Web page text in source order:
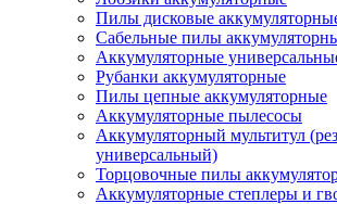
Пилы дисковые
Сабельные пилы
Аккумуляторные
Рубанки аккумуляторные
Пилы цепные аккумуляторные
Аккумуляторные пылесосы
Аккумуляторный мультитул
универсальный)
Торцовочные пилы
Аккумуляторные степлеры и